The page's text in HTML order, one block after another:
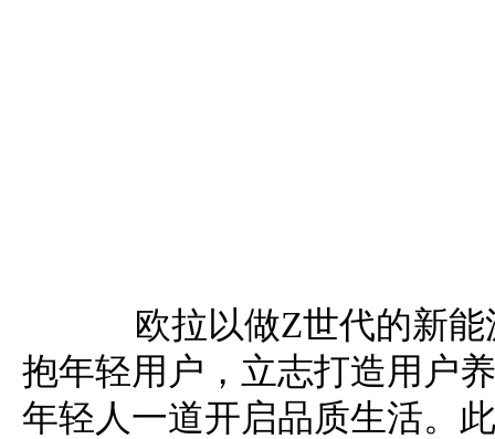
欧拉以做Z世代的新能
抱年轻用户，立志打造用户
年轻人一道开启品质生活。